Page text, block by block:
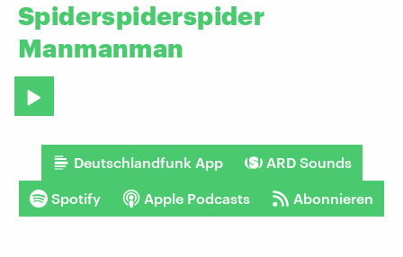
Spiderspiderspider
Manmanman
Deutschlandfunk App ARD Sounds
Spotify Apple Podcasts Abonnieren